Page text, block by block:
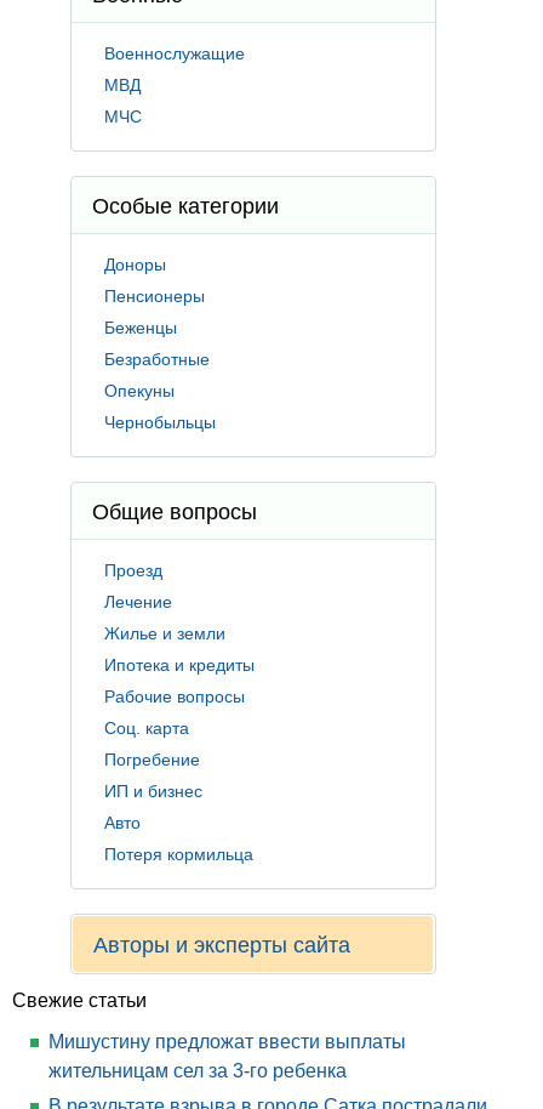
Военнослужащие
МВД
МЧС
Особые категории
Доноры
Пенсионеры
Беженцы
Безработные
Опекуны
Чернобыльцы
Общие вопросы
Проезд
Лечение
Жилье и земли
Ипотека и кредиты
Рабочие вопросы
Соц. карта
Погребение
ИП и бизнес
Авто
Потеря кормильца
Авторы и эксперты сайта
Свежие статьи
Мишустину предложат ввести выплаты
жительницам сел за 3-го ребенка